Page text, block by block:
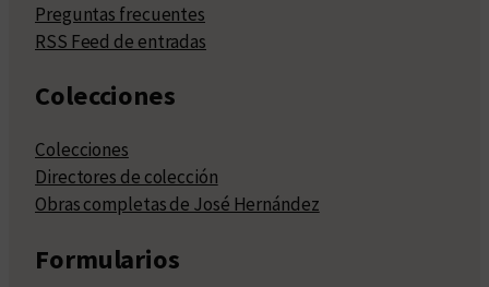
Preguntas frecuentes
RSS Feed de entradas
Colecciones
Colecciones
Directores de colección
Obras completas de José Hernández
Formularios